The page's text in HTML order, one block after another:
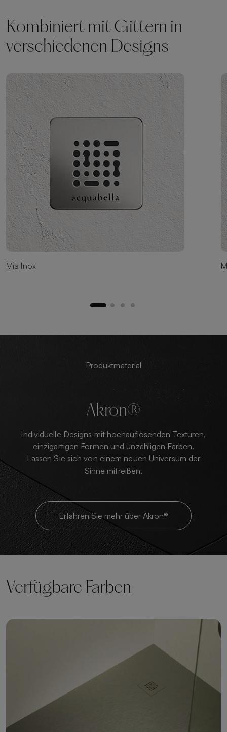
Kombiniert mit Gittern in
verschiedenen Designs
Mia Inox
Produktmaterial
Akron®
Individuelle Designs mit hochauflösenden Texturen,
einzigartigen Formen und unzähligen Farben.
Lassen Sie sich von einem neuen Universum der
Sinne mitreißen.
Erfahren Sie mehr über Akron®
Verfügbare Farben